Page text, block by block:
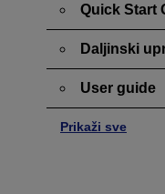
Quick Start
Daljinski
User guide
Prikaži sve